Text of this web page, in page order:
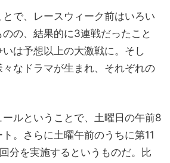
で、レースウィーク前はいろい
の、結果的に3連戦だったこと
は予想以上の大激戦に。そし
なドラマが生まれ、それぞれの
ルということで、土曜日の午前8
。さらに土曜午前のうちに第11
分を実施するというものだ。比